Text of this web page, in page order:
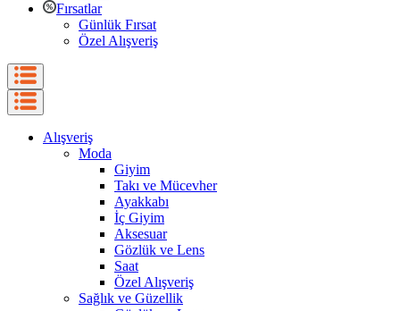
Fırsatlar
Günlük Fırsat
Özel Alışveriş
Alışveriş
Moda
Giyim
Takı ve Mücevher
Ayakkabı
İç Giyim
Aksesuar
Gözlük ve Lens
Saat
Özel Alışveriş
Sağlık ve Güzellik